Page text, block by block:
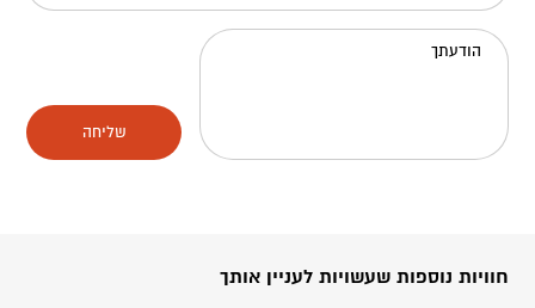
הודעתך
שליחה
חוויות נוספות שעשויות לעניין אותך